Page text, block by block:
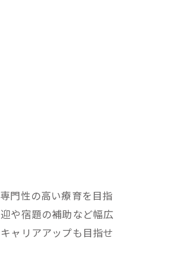
門性の高い療育を目指
や宿題の補助など幅広
ャリアアップも目指せ